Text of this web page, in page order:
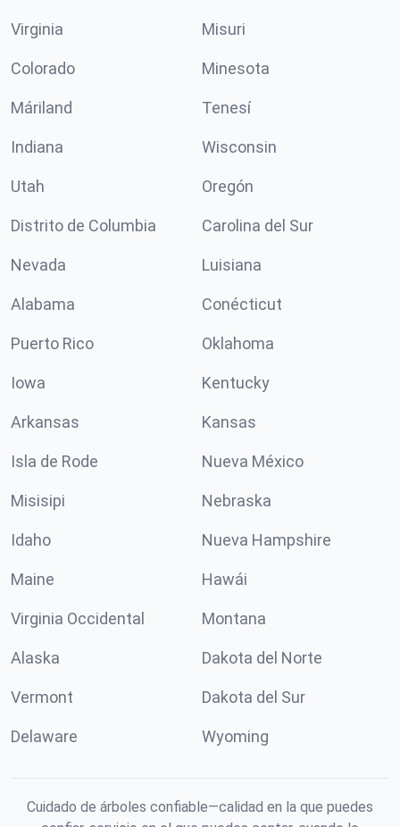
Virginia Misuri
Colorado Minesota
Máriland Tenesí
Indiana Wisconsin
Utah Oregón
Distrito de Columbia Carolina del Sur
Nevada Luisiana
Alabama Conécticut
Puerto Rico Oklahoma
Iowa Kentucky
Arkansas Kansas
Isla de Rode Nueva México
Misisipi Nebraska
Idaho Nueva Hampshire
Maine Hawái
Virginia Occidental Montana
Alaska Dakota del Norte
Vermont Dakota del Sur
Delaware Wyoming
Cuidado de árboles confiable—calidad en la que puedes